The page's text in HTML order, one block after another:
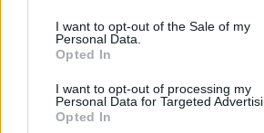
I want to opt-out of the Sale of my
Personal Data.
Opted In
I want to opt-out of processing my
Personal Data for Targeted
Opted In
bonus
NEWS SCUOLA E